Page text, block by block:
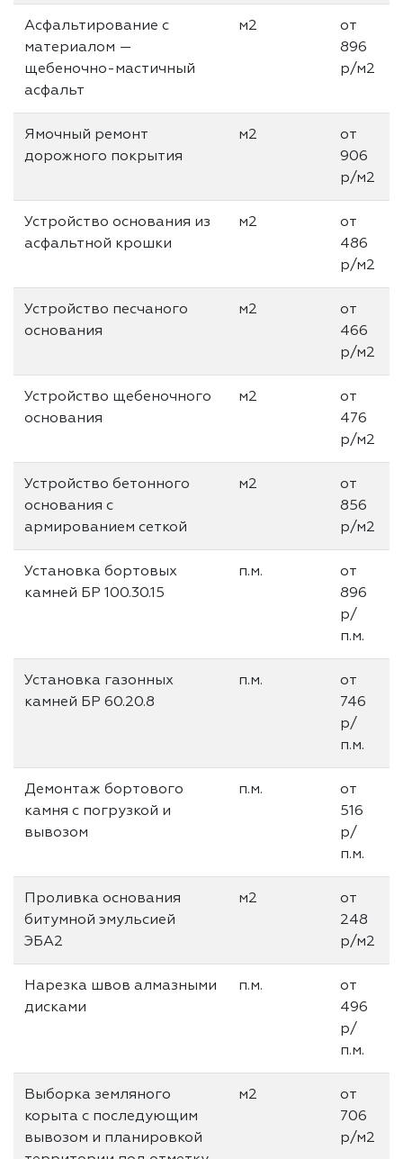
Асфальтирование с
материалом —
щебеночно-мастичный
асфальт
м2
от
896
р/м2
Ямочный ремонт
дорожного покрытия
м2
от
906
р/м2
Устройство основания из
асфальтной крошки
м2
от
486
р/м2
Устройство песчаного
основания
м2
от
466
р/м2
Устройство щебеночного
основания
м2
от
476
р/м2
Устройство бетонного
основания с
армированием сеткой
м2
от
856
р/м2
Установка бортовых
камней БР 100.30.15
п.м.
от
896
р/
п.м.
Установка газонных
камней БР 60.20.8
п.м.
от
746
р/
п.м.
Демонтаж бортового
камня с погрузкой и
вывозом
п.м.
от
516
р/
п.м.
Проливка основания
битумной эмульсией
ЭБА2
м2
от
248
р/м2
Нарезка швов алмазными
дисками
п.м.
от
496
р/
п.м.
Выборка земляного
корыта с последующим
вывозом и планировкой
м2
от
706
р/м2